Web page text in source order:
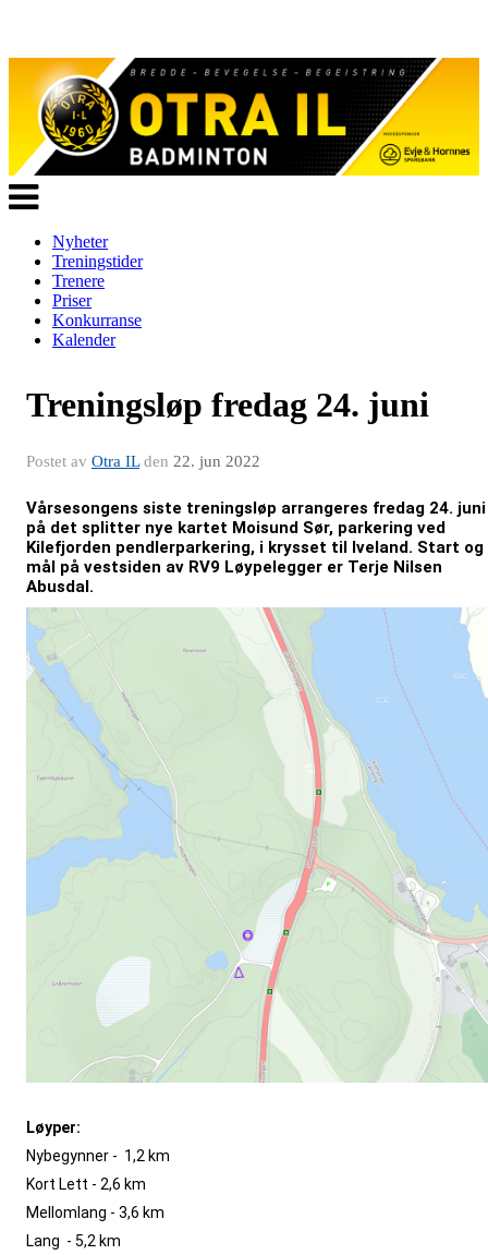
Veksle
navigasjon
Nyheter
Treningstider
Trenere
Priser
Konkurranse
Kalender
Treningsløp fredag 24. juni
Postet av Otra ILden 22. jun 2022
Vårsesongens siste treningsløp arrangeres fredag 24. juni
på det splitter nye kartet Moisund Sør, parkering ved
Kilefjorden pendlerparkering, i krysset til Iveland. Start og
mål på vestsiden av RV9 Løypelegger er Terje Nilsen
Abusdal.
Løyper:
Nybegynner - 1,2 km
Kort Lett - 2,6 km
Mellomlang - 3,6 km
Lang - 5,2 km